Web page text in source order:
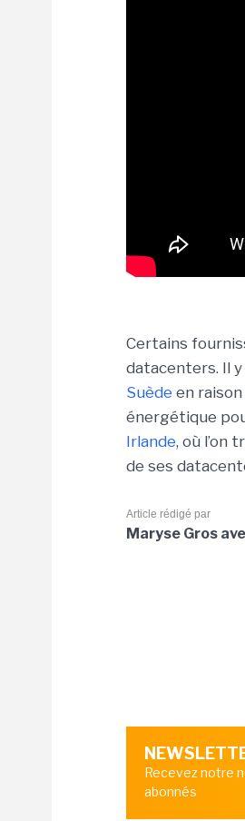
Certains
datacenters. Il
Suède en
énergétique
Irlande, où l’on
de ses
Article rédigé par
Maryse Gros
Recevez notre
abonnés